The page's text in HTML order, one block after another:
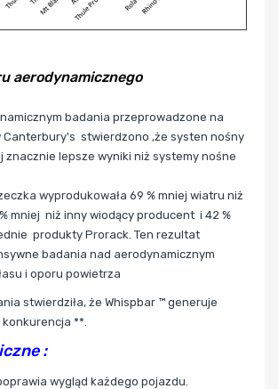
aerodynamicznego
badania przeprowadzone na
Canterbury's stwierdzono ,że systen nośny
znacznie lepsze wyniki niż systemy nośne
wyprodukowała 69 % mniej wiatru niż
mniej niż inny wiodący producent i 42 %
produkty Prorack. Ten rezultat
badania nad aerodynamicznym
i oporu powietrza
stwierdziła, że Whispbar ™ generuje
**.
:
wygląd każdego pojazdu.